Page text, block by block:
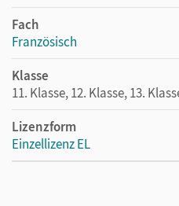
Fach
Französisch
Klasse
11. Klasse, 12. Klasse, 13.
Lizenzform
Einzellizenz EL